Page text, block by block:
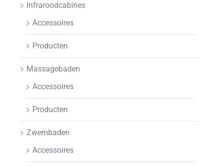
FAQ
Webshop
Vraag offerte
Infraroodcabines
Accessoires
Producten
Massagebaden
Accessoires
Producten
Zwembaden
Accessoires